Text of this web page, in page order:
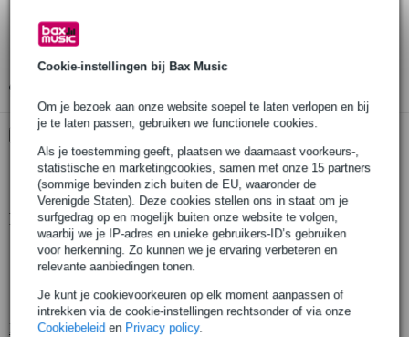
Cookie-instellingen bij Bax Music
Om je bezoek aan onze website soepel te laten verlopen en bij
je te laten passen, gebruiken we functionele cookies.
Als je toestemming geeft, plaatsen we daarnaast voorkeurs-,
statistische en marketingcookies, samen met onze 15 partners
(sommige bevinden zich buiten de EU, waaronder de
Verenigde Staten). Deze cookies stellen ons in staat om je
surfgedrag op en mogelijk buiten onze website te volgen,
waarbij we je IP-adres en unieke gebruikers-ID’s gebruiken
voor herkenning. Zo kunnen we je ervaring verbeteren en
relevante aanbiedingen tonen.
Je kunt je cookievoorkeuren op elk moment aanpassen of
intrekken via de cookie-instellingen rechtsonder of via onze
Cookiebeleid en Privacy policy.
Kies nu voor 2 jaar extra Bax Music garantie en meer
voordelen
€ 6,30 eenmalig
Productinformatie
éénpunts truss-systeem
lengte: 0.5 m
buis diameter: 50 mm
Bekijk alle productspecificaties